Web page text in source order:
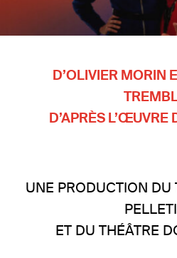
D’OLIVIER MORIN
D’APRÈS L’ŒUVRE
UNE PRODUCTION DU
ET DU THÉÂTRE